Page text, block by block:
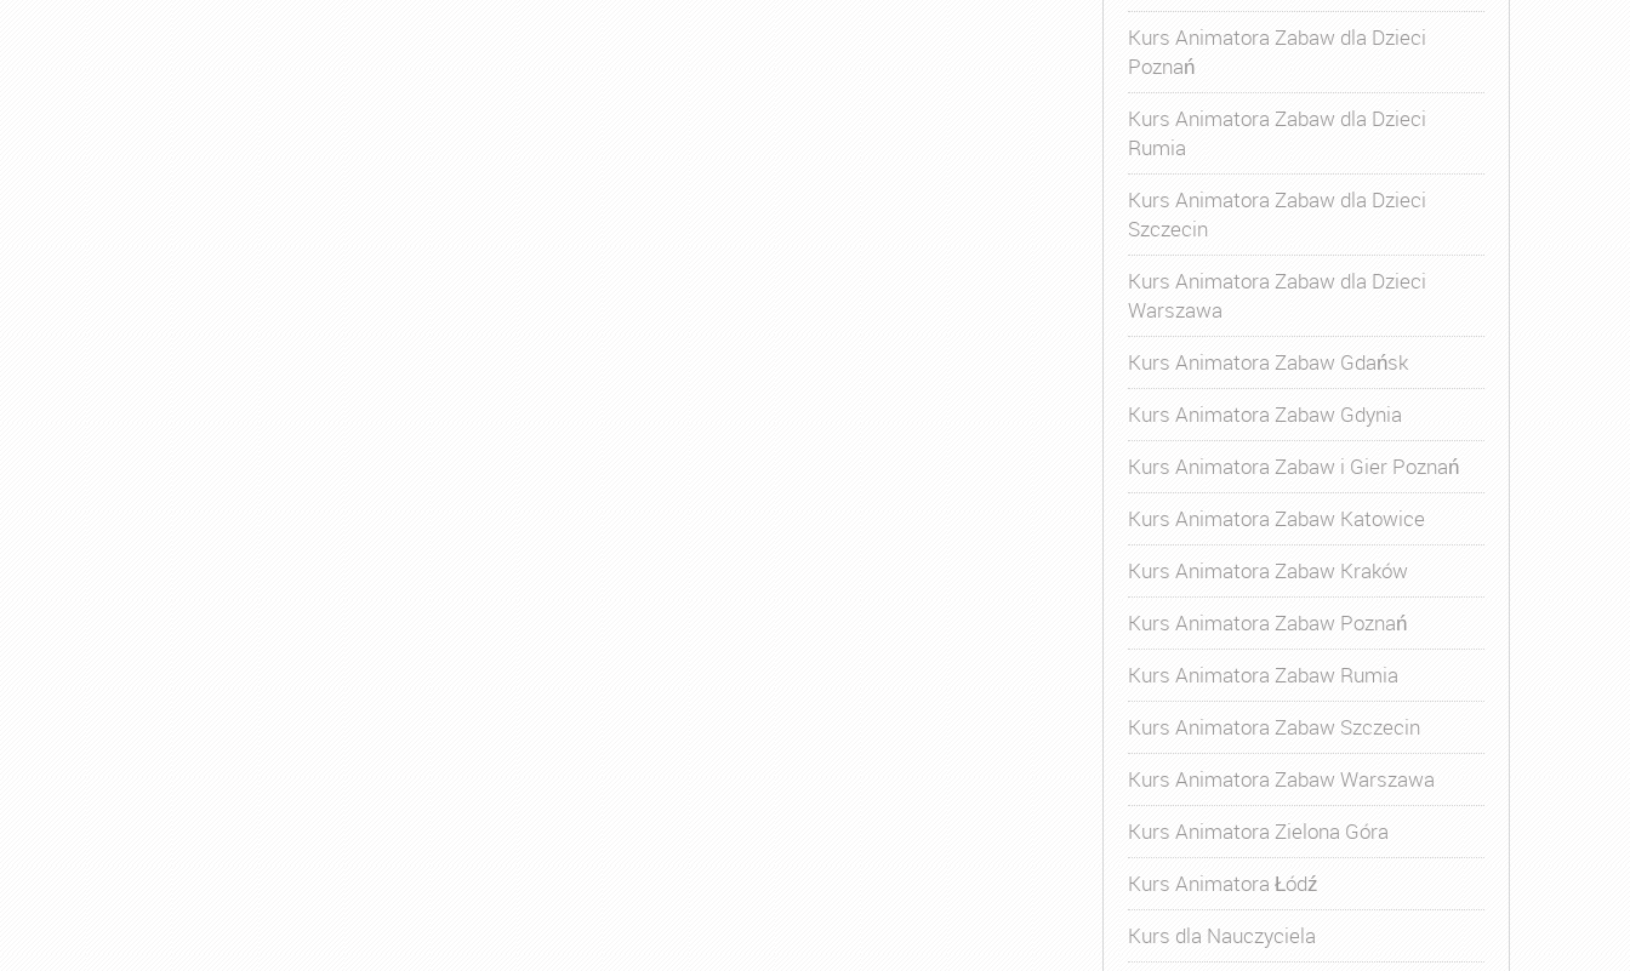
Kurs Animatora Zabaw dla Dzieci
Poznań
Kurs Animatora Zabaw dla Dzieci
Rumia
Kurs Animatora Zabaw dla Dzieci
Szczecin
Kurs Animatora Zabaw dla Dzieci
Warszawa
Kurs Animatora Zabaw Gdańsk
Kurs Animatora Zabaw Gdynia
Kurs Animatora Zabaw i Gier Poznań
Kurs Animatora Zabaw Katowice
Kurs Animatora Zabaw Kraków
Kurs Animatora Zabaw Poznań
Kurs Animatora Zabaw Rumia
Kurs Animatora Zabaw Szczecin
Kurs Animatora Zabaw Warszawa
Kurs Animatora Zielona Góra
Kurs Animatora Łódź
Kurs dla Nauczyciela